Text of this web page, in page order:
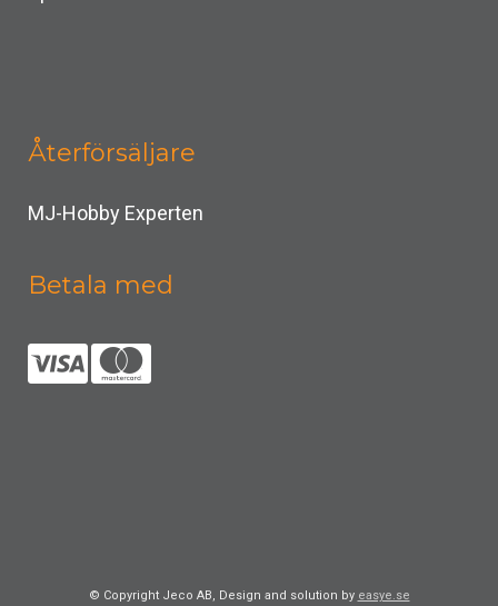
Återförsäljare
MJ-Hobby Experten
Betala med
© Copyright Jeco AB, Design and solution by easye.se